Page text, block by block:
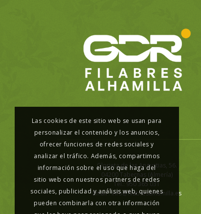
Glorieta de las Angustias, 56.
04200 Tabernas (Almería)
Tel.: 950 365 031
Email :info@filabresalhamilla.es
Las cookies de este sitio web se usan para
personalizar el contenido y los anuncios,
ofrecer funciones de redes sociales y
analizar el tráfico. Además, compartimos
información sobre el uso que haga del
sitio web con nuestros partners de redes
sociales, publicidad y análisis web, quienes
pueden combinarla con otra información